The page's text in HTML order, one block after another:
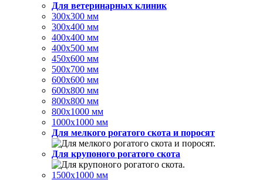
Для ветеринарных клиник
300х300 мм
300х400 мм
400х400 мм
400х500 мм
450х600 мм
500х700 мм
600х600 мм
600х800 мм
800х800 мм
800х1000 мм
1000х1000 мм
Для мелкого рогатого скота и поросят
Для крупоного рогатого скота
1500х1000 мм